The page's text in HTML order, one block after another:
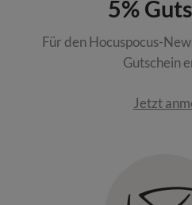
5%
Für den Hocuspocus-
Gutschein
Jetzt